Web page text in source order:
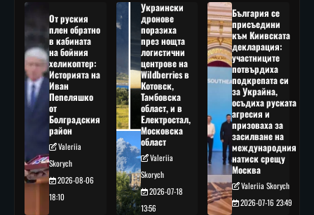
От руския
плен обратно
в кабината
на бойния
хеликоптер:
Историята на
Иван
Пепеляшко
от
Болградския
район
Valeriia
Skorych
2026-08-06
18:10
Украински
дронове
поразиха
през нощта
логистични
центрове на
Wildberries в
Котовск,
Тамбовска
област, и в
Електростал,
Московска
област
Valeriia
Skorych
2026-07-18
13:56
България се
присъедини
към Киивската
декларация:
участниците
потвърдиха
подкрепата си
за Украйна,
осъдиха руската
агресия и
призоваха за
засилване на
международния
натиск срещу
Москва
Valeriia Skorych
2026-07-16 23:49